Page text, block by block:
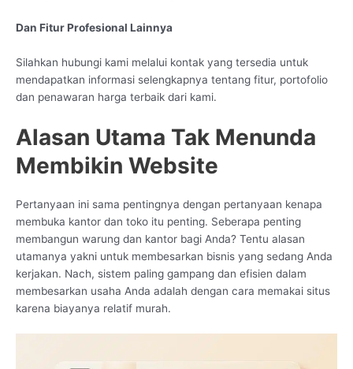
Dan Fitur Profesional Lainnya
Silahkan hubungi kami melalui kontak yang tersedia untuk
mendapatkan informasi selengkapnya tentang fitur, portofolio
dan penawaran harga terbaik dari kami.
Alasan Utama Tak Menunda
Membikin Website
Pertanyaan ini sama pentingnya dengan pertanyaan kenapa
membuka kantor dan toko itu penting. Seberapa penting
membangun warung dan kantor bagi Anda? Tentu alasan
utamanya yakni untuk membesarkan bisnis yang sedang Anda
kerjakan. Nach, sistem paling gampang dan efisien dalam
membesarkan usaha Anda adalah dengan cara memakai situs
karena biayanya relatif murah.